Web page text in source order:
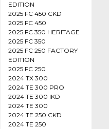
EDITION
2025 FC 450 CKD
2025 FC 450
2025 FC 350 HERITAGE
2025 FC 350
2025 FC 250 FACTORY
EDITION
2025 FC 250
2024 TX 300
2024 TE 300 PRO
2024 TE 300 IKD
2024 TE 300
2024 TE 250 CKD
2024 TE 250